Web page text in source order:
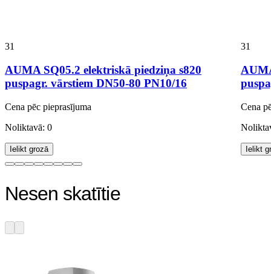
31
AUMA SQ05.2 elektriskā piedziņa s820
puspagr. vārstiem DN50-80 PN10/16
Cena pēc pieprasījuma
Noliktavā: 0
Ielikt grozā
31
Cena
Ielikt
Nesen skatītie